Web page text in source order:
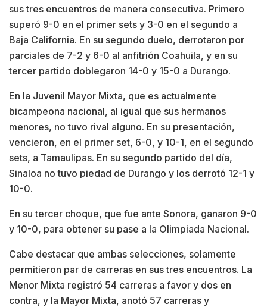
sus tres encuentros de manera consecutiva. Primero
superó 9-0 en el primer sets y 3-0 en el segundo a
Baja California. En su segundo duelo, derrotaron por
parciales de 7-2 y 6-0 al anfitrión Coahuila, y en su
tercer partido doblegaron 14-0 y 15-0 a Durango.
En la Juvenil Mayor Mixta, que es actualmente
bicampeona nacional, al igual que sus hermanos
menores, no tuvo rival alguno. En su presentación,
vencieron, en el primer set, 6-0, y 10-1, en el segundo
sets, a Tamaulipas. En su segundo partido del día,
Sinaloa no tuvo piedad de Durango y los derrotó 12-1 y
10-0.
En su tercer choque, que fue ante Sonora, ganaron 9-0
y 10-0, para obtener su pase a la Olimpiada Nacional.
Cabe destacar que ambas selecciones, solamente
permitieron par de carreras en sus tres encuentros. La
Menor Mixta registró 54 carreras a favor y dos en
contra, y la Mayor Mixta, anotó 57 carreras y